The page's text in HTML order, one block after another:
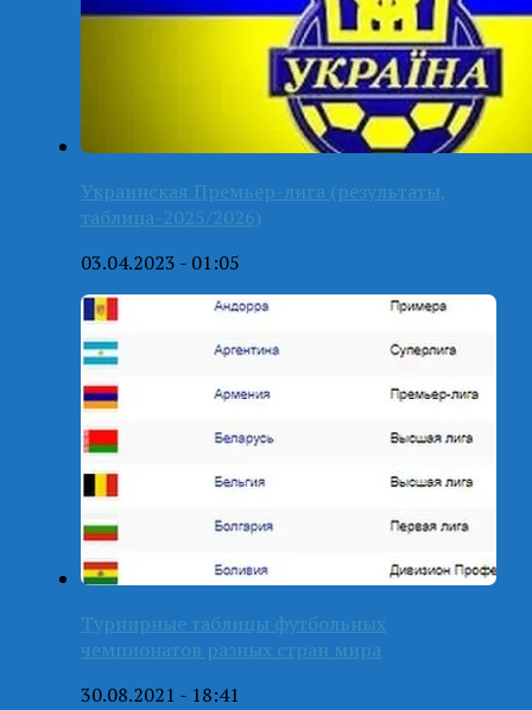
Украинская Премьер-лига (результаты,
таблица-2025/2026)
03.04.2023 - 01:05
Турнирные таблицы футбольных
чемпионатов разных стран мира
30.08.2021 - 18:41